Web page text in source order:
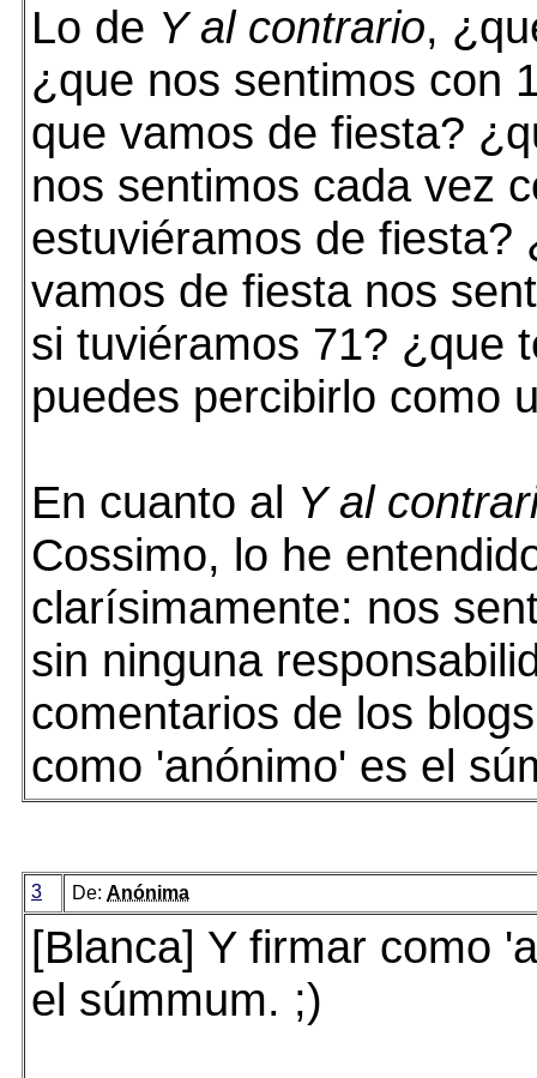
Lo de Y al contrario,
¿que nos sentimos con
que vamos de fiesta?
nos sentimos cada vez
estuviéramos de fiesta?
vamos de fiesta nos
si tuviéramos 71? ¿que
puedes percibirlo como
En cuanto al Y al
Cossimo, lo he
clarísimamente: nos
sin ninguna
comentarios de los
como 'anónimo' es el
3 De: Anónima
[Blanca] Y firmar como
el súmmum. ;)